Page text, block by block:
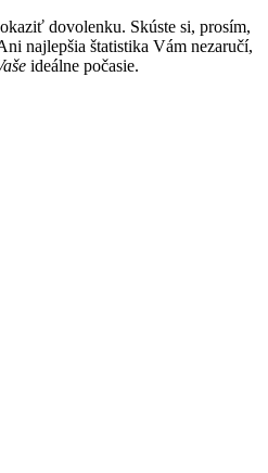
dovolenku. Skúste si, prosím,
najlepšia štatistika Vám nezaručí,
ideálne počasie.